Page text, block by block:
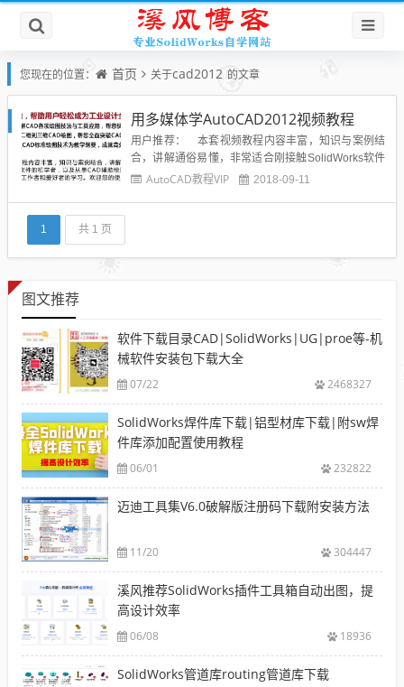
您现在的位置： 首页 关于cad2012 的文章
用多媒体学AutoCAD2012视频教程
用户推荐： 本套视频教程内容丰富，知识与案例结
合，讲解通俗易懂，非常适合刚接触SolidWorks软件
的初学者，以及从事三维机械设计、机械工程分析和
AutoCAD教程VIP 2018-09-11
1 共 1 页
图文推荐
软件下载目录CAD|SolidWorks|UG|proe等-机
械软件安装包下载大全
07/22 2468327
SolidWorks焊件库下载|铝型材库下载|附sw焊
件库添加配置使用教程
06/01 232822
迈迪工具集V6.0破解版注册码下载附安装方法
11/20 304447
溪风推荐SolidWorks插件工具箱自动出图，提
高设计效率
06/08 18936
SolidWorks管道库routing管道库下载